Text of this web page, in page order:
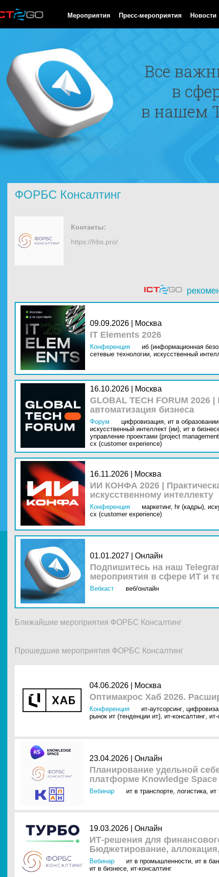
Мероприятия Пресс-мероприятия Новости
ФОРБС Консалтинг
Контакты:
https://frbs.pro/
09.09.2026 | Москва
IT Elements 2026
Конференция
иб (информационная
сетевые технологии, искусственный
16.10.2026 | Москва
GLOBAL TECH FORUM
автоматизация бизнеса
Форум цифровизация, ит в
искусственный интеллект (ии), ит в
управление проектами (project
cx (customer experience)
16.11.2026 | Москва
ИИ КОНФА 2026 |
искусственному интеллекту
Конференция маркетинг, hr (кадры),
cx (customer experience)
01.01.2027 | Онлайн
Подпишитесь на наш
мероприятия в сфере ИТ и
Вебкаст веб/онлайн
Ближайшие мероприятия ФОРБС Консалтинг
Прошедшие мероприятия ФОРБС Консалтинг
04.06.2026 | Москва
Оптимакрос Хаб 2026.
Конференция ит-аутсорсинг,
рынок ит (тенденции ит), ит-консалтинг,
23.04.2026 | Онлайн
Планирование удельной
платформе Knowledge Space
Вебинар ит в транспорте, логистика, ит
19.03.2026 | Онлайн
ИТ-решения для
Бюджетирование,
Вебинар ит в промышленности, ит в
ит в бизнесе, ит-консалтинг